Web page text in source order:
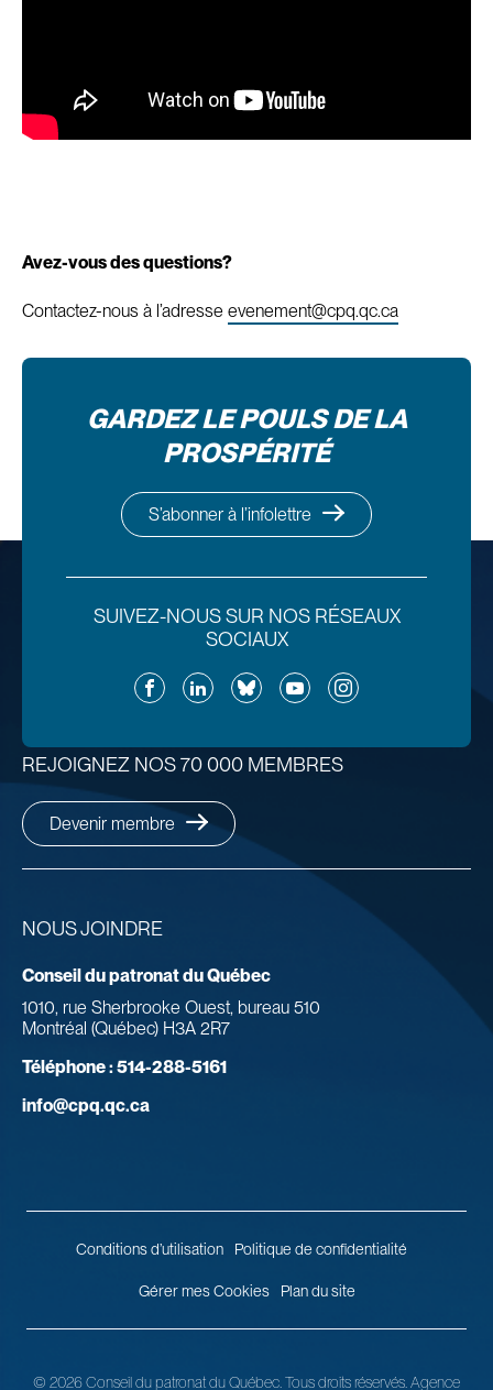
Avez-vous des questions?
Contactez-nous à l’adresse evenement@cpq.qc.ca
GARDEZ LE POULS DE LA
PROSPÉRITÉ
S’abonner à l’infolettre
SUIVEZ-NOUS SUR NOS RÉSEAUX
SOCIAUX
FacebookLinkedInBlueskyYouTubeInstagram
NOUS JOINDRE
Conseil du patronat du Québec
1010, rue Sherbrooke Ouest, bureau 510
Montréal (Québec) H3A 2R7
Téléphone :514-288-5161
info@cpq.qc.ca
REJOIGNEZ NOS 70 000 MEMBRES
Devenir membre
© 2026 Conseil du patronat du Québec. Tous droits réservés. Agence
Conditions d’utilisation Politique de confidentialité
Gérer mes Cookies Plan du site